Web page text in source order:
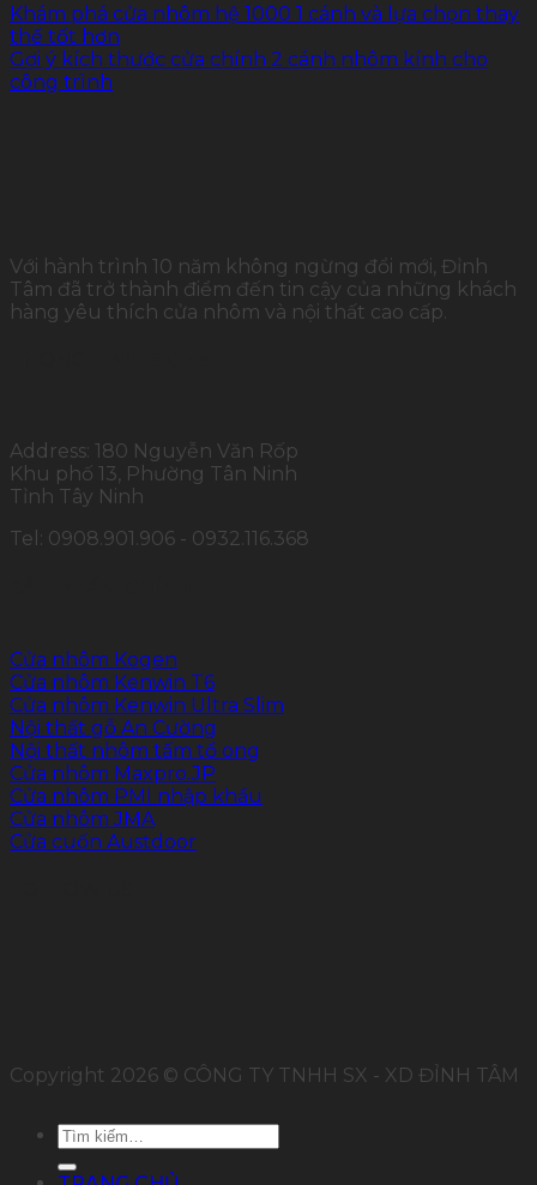
Khám phá cửa nhôm hệ 1000 1 cánh và lựa chọn thay
thế tốt hơn
Gợi ý kích thước cửa chính 2 cánh nhôm kính cho
công trình
Với hành trình 10 năm không ngừng đổi mới, Đỉnh
Tâm đã trở thành điểm đến tin cậy của những khách
hàng yêu thích cửa nhôm và nội thất cao cấp.
Address: 180 Nguyễn Văn Rốp
Khu phố 13, Phường Tân Ninh
Tỉnh Tây Ninh
Tel: 0908.901.906 - 0932.116.368
Cửa nhôm Kogen
Cửa nhôm Kenwin T6
Cửa nhôm Kenwin Ultra Slim
Nội thất gỗ An Cường
Nội thất nhôm tấm tổ ong
Cửa nhôm Maxpro.JP
Cửa nhôm PMI nhập khẩu
Cửa nhôm JMA
Cửa cuốn Austdoor
Copyright 2026 © CÔNG TY TNHH SX - XD ĐỈNH TÂM
Tìm